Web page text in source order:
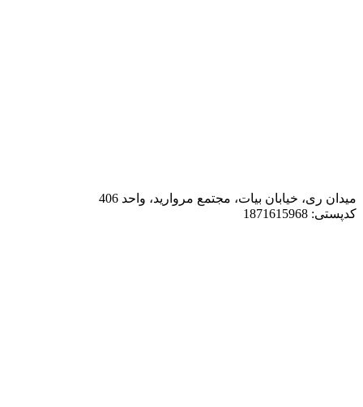
میدان ری، خیابان بیات، مجتمع مروارید، واحد 406
کدپستی: 1871615968